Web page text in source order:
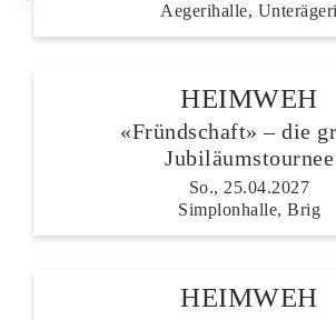
Aegerihalle, Unterägeri
HEIMWEH
«Fründschaft» – die
Jubiläumstournee
So., 25.04.2027
Simplonhalle, Brig
HEIMWEH